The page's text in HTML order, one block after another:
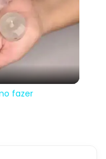
fazer